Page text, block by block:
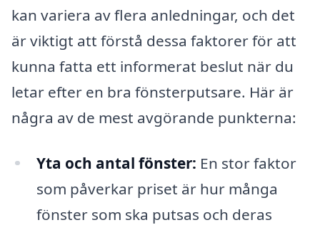
kan variera av flera anledningar, och det
är viktigt att förstå dessa faktorer för att
kunna fatta ett informerat beslut när du
letar efter en bra fönsterputsare. Här är
några av de mest avgörande punkterna:
Yta och antal fönster: En stor faktor
som påverkar priset är hur många
fönster som ska putsas och deras